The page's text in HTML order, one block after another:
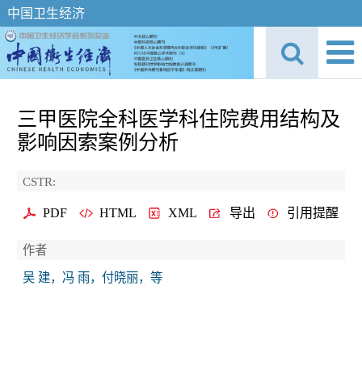
中国卫生经济
三甲医院全科医学科住院费用结构及
影响因索案例分析
CSTR:
PDF HTML XML 导出 引用提醒
作者
吴 建，冯 雨，付晓丽，等